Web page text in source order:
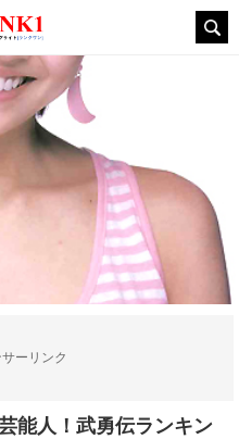
ーリンク
能人！武勇伝ランキン